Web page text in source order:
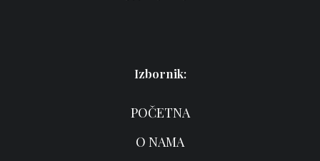
Izbornik:
POČETNA
O NAMA